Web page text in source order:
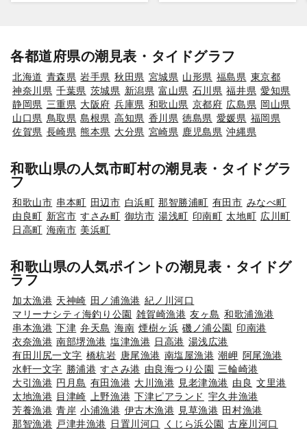
各都道府県の潮見表・タイドグラフ
北海道 青森県 岩手県 秋田県 宮城県 山形県 福島県 東京都
神奈川県 千葉県 茨城県 新潟県 富山県 石川県 福井県 愛知県
静岡県 三重県 大阪府 兵庫県 和歌山県 京都府 広島県 岡山県
山口県 鳥取県 島根県 高知県 香川県 徳島県 愛媛県 福岡県
佐賀県 長崎県 熊本県 大分県 宮崎県 鹿児島県 沖縄県
和歌山県の人気市町村の潮見表・タイドグラ
フ
和歌山市 串本町 田辺市 白浜町 那智勝浦町 有田市 みなべ町
由良町 新宮市 すさみ町 御坊市 湯浅町 印南町 太地町 広川町
日高町 海南市 美浜町
和歌山県の人気ポイントの潮見表・タイドグ
ラフ
加太漁港 天神崎 田ノ浦漁港 紀ノ川河口
マリーナシティ海釣り公園 雑賀崎漁港 友ヶ島 和歌浦漁港
串本漁港 下津 弁天島 海南 煙樹ヶ浜 磯ノ浦公園 印南港
衣奈漁港 南部堺漁港 塩津漁港 日高港 湯浅広港
有田川尻一文字 橋杭岩 唐尾漁港 南塩屋漁港 潮岬 阿尾漁港
水軒一文字 勝浦港 すさみ港 由良海つり公園 三輪崎港
大引漁港 円月島 有田漁港 大川漁港 見老津漁港 由良 文里港
太地漁港 目津崎 上野漁港 下津ピアランド 宇久井漁港
芳養漁港 青岸 小浦漁港 伊古木漁港 見草漁港 田村漁港
那智漁港 戸津井漁港 日置川河口 くじら浜公園 古座川河口